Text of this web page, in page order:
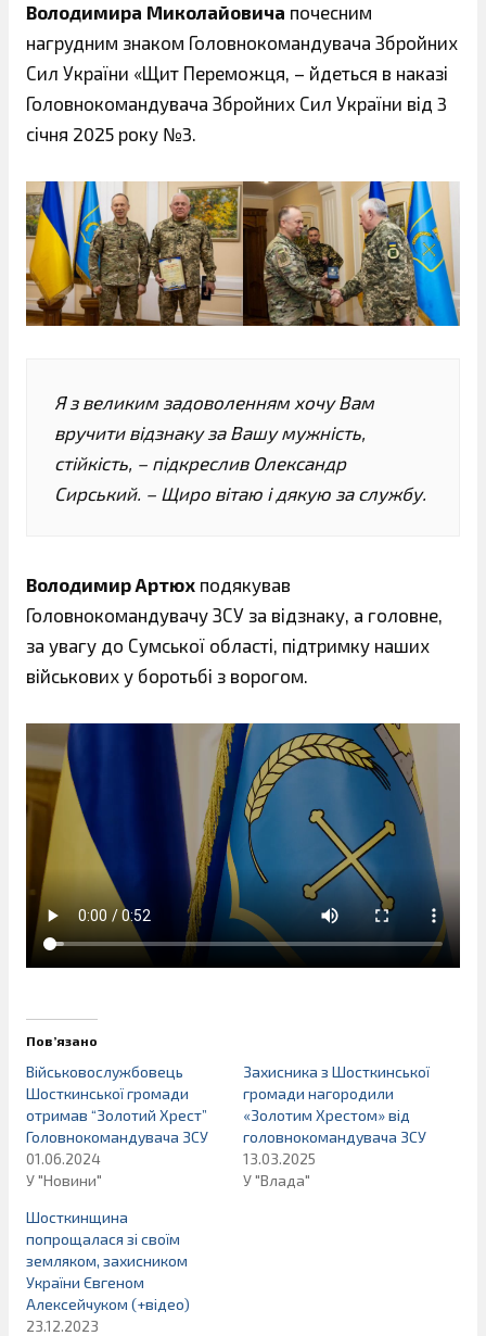
Володимира Миколайовича почесним
нагрудним знаком Головнокомандувача Збройних
Сил України «Щит Переможця, – йдеться в наказі
Головнокомандувача Збройних Сил України від 3
січня 2025 року №3.
Я з великим задоволенням хочу Вам
вручити відзнаку за Вашу мужність,
стійкість, – підкреслив Олександр
Сирський. – Щиро вітаю і дякую за службу.
Володимир Артюх подякував
Головнокомандувачу ЗСУ за відзнаку, а головне,
за увагу до Сумської області, підтримку наших
військових у боротьбі з ворогом.
Пов’язано
Військовослужбовець
Шосткинської громади
отримав “Золотий Хрест”
Головнокомандувача ЗСУ
01.06.2024
У "Новини"
Захисника з Шосткинської
громади нагородили
«Золотим Хрестом» від
головнокомандувача ЗСУ
13.03.2025
У "Влада"
Шосткинщина
попрощалася зі своїм
земляком, захисником
України Євгеном
Алексейчуком (+відео)
23.12.2023